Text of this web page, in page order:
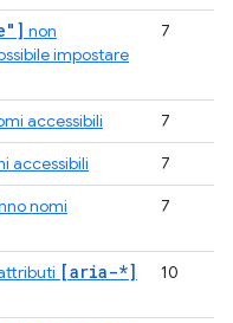
non
impostare
7
accessibili
7
accessibili
7
nomi
7
[aria-*] 10